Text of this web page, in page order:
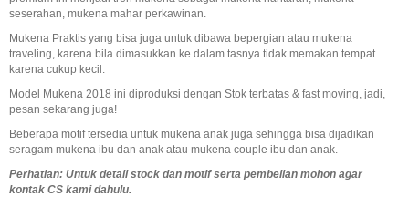
seserahan, mukena mahar perkawinan.
Mukena Praktis yang bisa juga untuk dibawa bepergian atau mukena
traveling, karena bila dimasukkan ke dalam tasnya tidak memakan tempat
karena cukup kecil.
Model Mukena 2018 ini diproduksi dengan Stok terbatas & fast moving, jadi,
pesan sekarang juga!
Beberapa motif tersedia untuk mukena anak juga sehingga bisa dijadikan
seragam mukena ibu dan anak atau mukena couple ibu dan anak.
Perhatian: Untuk detail stock dan motif serta pembelian mohon agar
kontak CS kami dahulu.